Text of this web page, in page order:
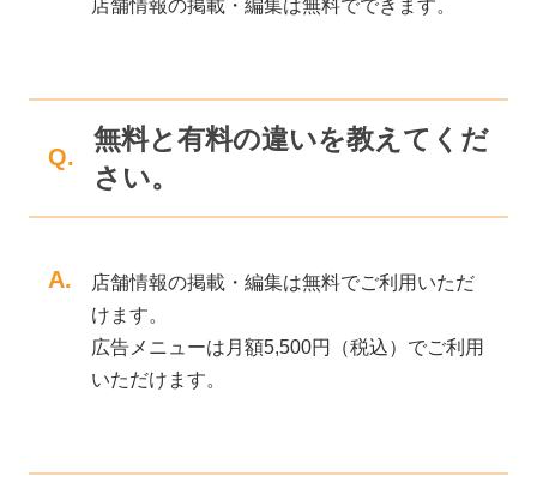
店舗情報の掲載・編集は無料でできます。
Q.
無料と有料の違いを教えてくだ
さい。
A.
店舗情報の掲載・編集は無料でご利用いただ
けます。
広告メニューは月額5,500円（税込）でご利用
いただけます。